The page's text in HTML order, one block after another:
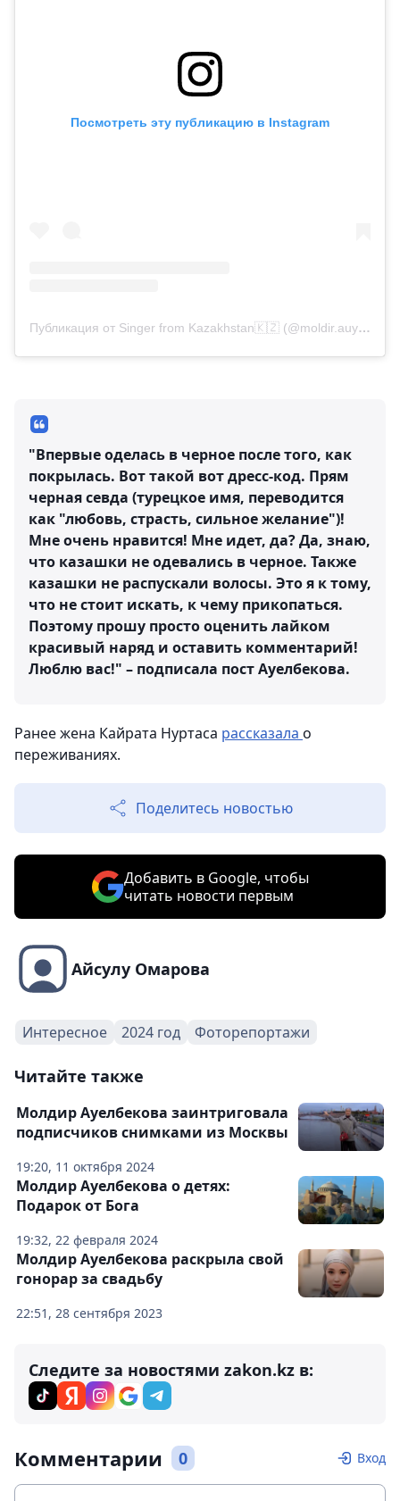
Посмотреть эту публикацию в Instagram
Публикация от Singer from Kazakhstan🇰🇿 (@moldir.auyelbekova)
"Впервые оделась в черное после того, как
покрылась. Вот такой вот дресс-код. Прям
черная севда (турецкое имя, переводится
как "любовь, страсть, сильное желание")!
Мне очень нравится! Мне идет, да? Да, знаю,
что казашки не одевались в черное. Также
казашки не распускали волосы. Это я к тому,
что не стоит искать, к чему прикопаться.
Поэтому прошу просто оценить лайком
красивый наряд и оставить комментарий!
Люблю вас!" – подписала пост Ауелбекова.
Ранее жена Кайрата Нуртаса рассказала о
переживаниях.
Поделитесь новостью
Добавить в Google, чтобы
читать новости первым
Айсулу Омарова
Интересное 2024 год Фоторепортажи
Читайте также
19:20, 11 октября 2024
Молдир Ауелбекова заинтриговала
подписчиков снимками из Москвы
19:32, 22 февраля 2024
Молдир Ауелбекова о детях:
Подарок от Бога
22:51, 28 сентября 2023
Молдир Ауелбекова раскрыла свой
гонорар за свадьбу
Следите за новостями zakon.kz в:
Комментарии 0 Вход